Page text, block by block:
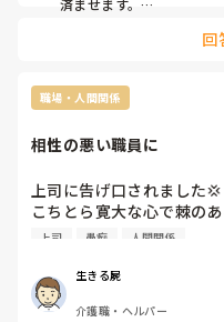
回
職場・人間関係
相性の悪い職員に
上司に告げ口されました💢
こちとら寛大な心で棘の
してるのに（●｀ε´●）
こんな人に取るべき対応は
①全てぶちまけて道連れに
②あくまで大人の対応を貫
上司 愚痴 人間関係
生きる屍
介護職・ヘルパー